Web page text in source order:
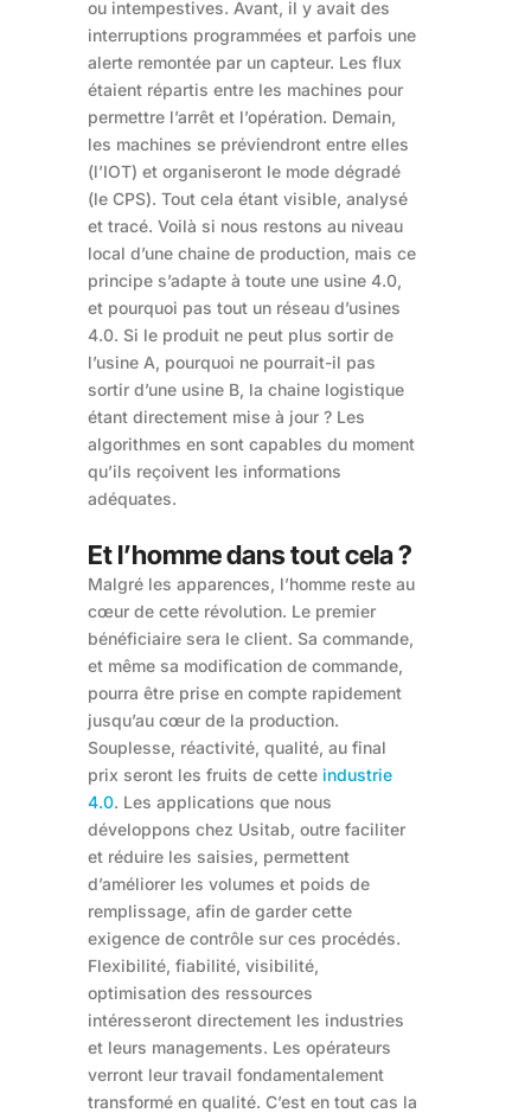
ou intempestives. Avant, il y avait des
interruptions programmées et parfois une
alerte remontée par un capteur. Les flux
étaient répartis entre les machines pour
permettre l’arrêt et l’opération. Demain,
les machines se préviendront entre elles
(l’IOT) et organiseront le mode dégradé
(le CPS). Tout cela étant visible, analysé
et tracé. Voilà si nous restons au niveau
local d’une chaine de production, mais ce
principe s’adapte à toute une usine 4.0,
et pourquoi pas tout un réseau d’usines
4.0. Si le produit ne peut plus sortir de
l’usine A, pourquoi ne pourrait-il pas
sortir d’une usine B, la chaine logistique
étant directement mise à jour ? Les
algorithmes en sont capables du moment
qu’ils reçoivent les informations
adéquates.
Et l’homme dans tout cela ?
Malgré les apparences, l’homme reste au
cœur de cette révolution. Le premier
bénéficiaire sera le client. Sa commande,
et même sa modification de commande,
pourra être prise en compte rapidement
jusqu’au cœur de la production.
Souplesse, réactivité, qualité, au final
prix seront les fruits de cette industrie
4.0. Les applications que nous
développons chez Usitab, outre faciliter
et réduire les saisies, permettent
d’améliorer les volumes et poids de
remplissage, afin de garder cette
exigence de contrôle sur ces procédés.
Flexibilité, fiabilité, visibilité,
optimisation des ressources
intéresseront directement les industries
et leurs managements. Les opérateurs
verront leur travail fondamentalement
transformé en qualité. C’est en tout cas la